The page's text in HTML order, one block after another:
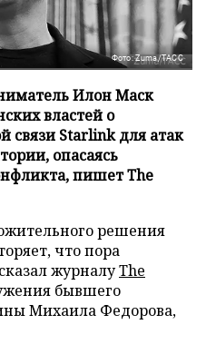
Фото: Zuma/ТАСС
Илон Маск
властей о
связи Starlink для атак
опасаясь
пишет The
решения
что пора
журналуThe
бывшего
Михаила Федорова,